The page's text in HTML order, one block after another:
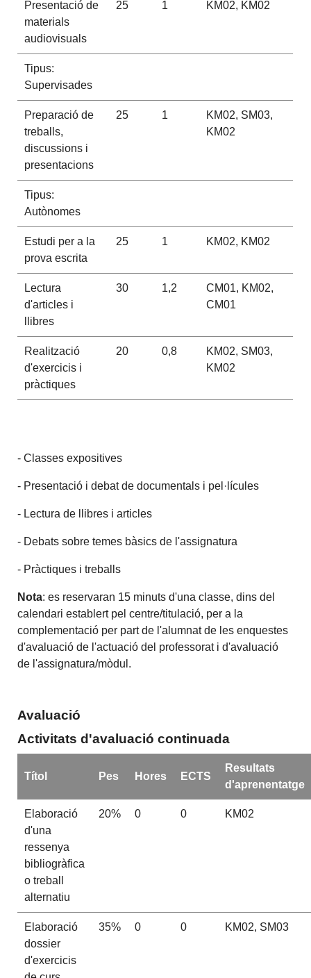
Presentació de
materials
audiovisuals
25 1 KM02, KM02
Tipus:
Supervisades
Preparació de
treballs,
discussions i
presentacions
25 1
KM02, SM03,
KM02
Tipus:
Autònomes
Estudi per a la
prova escrita
25 1 KM02, KM02
Lectura
d'articles i
llibres
30 1,2
CM01, KM02,
CM01
Realització
d'exercicis i
pràctiques
20 0,8
KM02, SM03,
KM02
- Classes expositives
- Presentació i debat de documentals i pel·lícules
- Lectura de llibres i articles
- Debats sobre temes bàsics de l'assignatura
- Pràctiques i treballs
Nota: es reservaran 15 minuts d'una classe, dins del
calendari establert pel centre/titulació, per a la
complementació per part de l'alumnat de les enquestes
d'avaluació de l'actuació del professorat i d'avaluació
de l'assignatura/mòdul.
Avaluació
Activitats d'avaluació continuada
Títol Pes Hores ECTS
Resultats
d'aprenentatge
Elaboració
d'una
ressenya
bibliogràfica
o treball
alternatiu
20% 0 0 KM02
Elaboració
dossier
d'exercicis
35% 0 0 KM02, SM03